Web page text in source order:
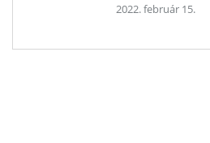
2022. február 15.